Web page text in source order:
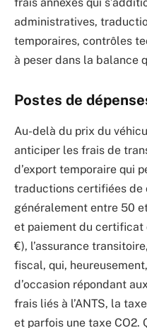
administratives,
temporaires, contrôles
à peser dans la balance
Postes de
Au-delà du prix du
anticiper les frais de
d’export temporaire qui
traductions certifiées de
généralement entre 50
et paiement du certificat
€), l’assurance
fiscal, qui,
d’occasion répondant
frais liés à l’ANTS, la
et parfois une taxe CO2.